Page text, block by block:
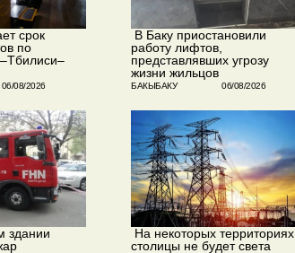
срок
по
06/08/2026
​ В Баку приостановили
работу лифтов,
представлявших угрозу
жизни жильцов
БАКЫБАКУ 06/08/2026
здании
​ На некоторых территориях
столицы не будет света